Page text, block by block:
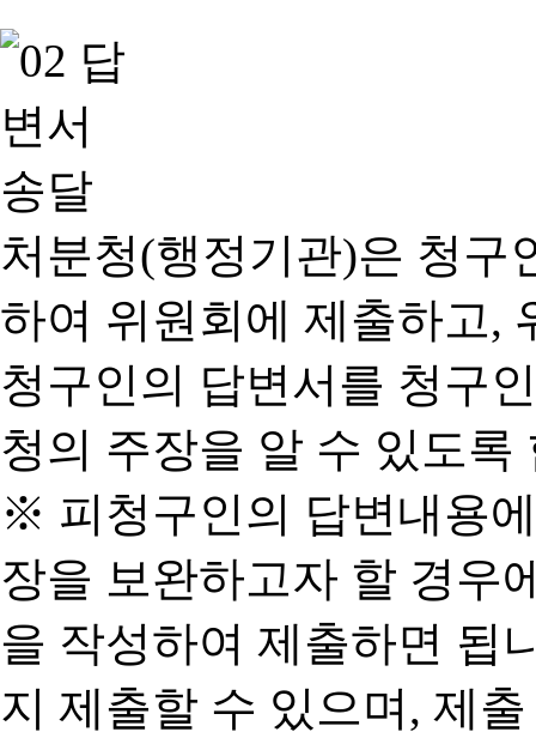
처분청(행정기관)은 청구
하여 위원회에 제출하고,
청구인의 답변서를 청구
청의 주장을 알 수 있도록
※ 피청구인의 답변내용
장을 보완하고자 할 경우
을 작성하여 제출하면 됩
지 제출할 수 있으며, 제